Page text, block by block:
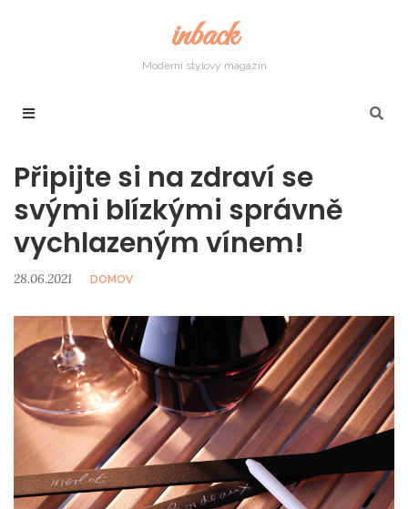
inback
Moderní stylový magazín
Připijte si na zdraví se
svými blízkými správně
vychlazeným vínem!
28.06.2021 DOMOV